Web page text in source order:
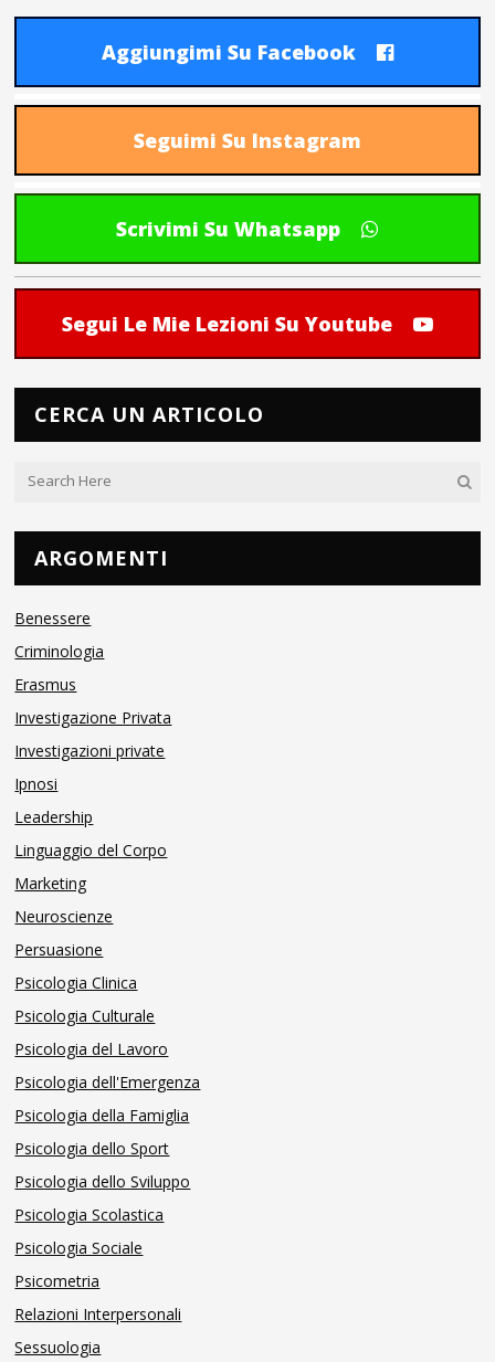
Aggiungimi Su Facebook
Seguimi Su Instagram
Scrivimi Su Whatsapp
Segui Le Mie Lezioni Su Youtube
CERCA UN ARTICOLO
ARGOMENTI
Benessere
Criminologia
Erasmus
Investigazione Privata
Investigazioni private
Ipnosi
Leadership
Linguaggio del Corpo
Marketing
Neuroscienze
Persuasione
Psicologia Clinica
Psicologia Culturale
Psicologia del Lavoro
Psicologia dell'Emergenza
Psicologia della Famiglia
Psicologia dello Sport
Psicologia dello Sviluppo
Psicologia Scolastica
Psicologia Sociale
Psicometria
Relazioni Interpersonali
Sessuologia